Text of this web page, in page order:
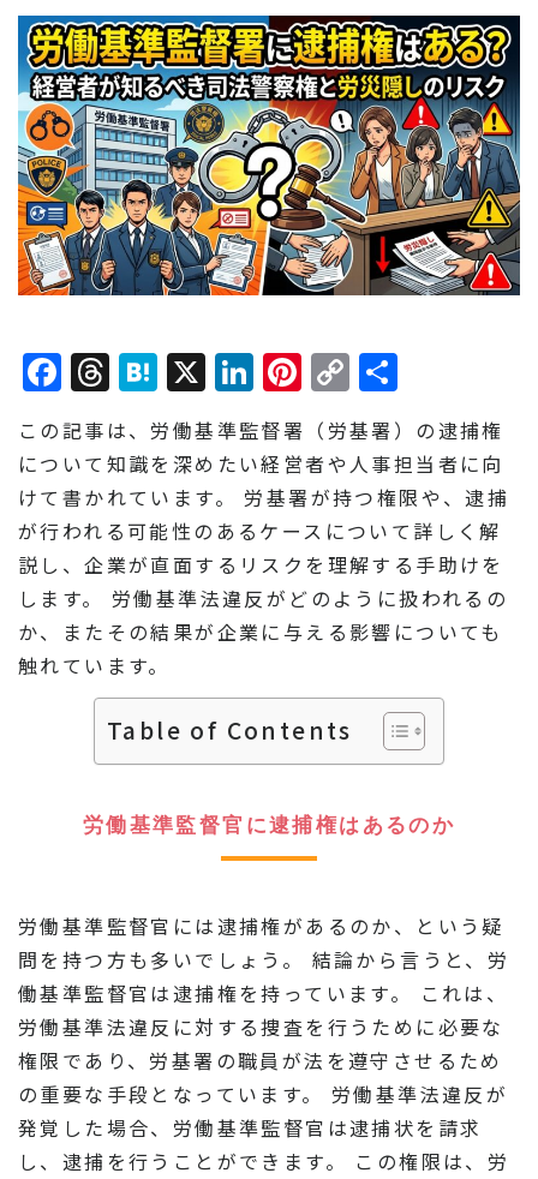
Facebook
Threads
Hatena
X LinkedIn
Pinterest
Copy
Link
有
この記事は、労働基準監督署（労基署）の逮捕権
について知識を深めたい経営者や人事担当者に向
けて書かれています。 労基署が持つ権限や、逮捕
が行われる可能性のあるケースについて詳しく解
説し、企業が直面するリスクを理解する手助けを
します。 労働基準法違反がどのように扱われるの
か、またその結果が企業に与える影響についても
触れています。
Table of Contents
労働基準監督官に逮捕権はあるのか
労働基準監督官には逮捕権があるのか、という疑
問を持つ方も多いでしょう。 結論から言うと、労
働基準監督官は逮捕権を持っています。 これは、
労働基準法違反に対する捜査を行うために必要な
権限であり、労基署の職員が法を遵守させるため
の重要な手段となっています。 労働基準法違反が
発覚した場合、労働基準監督官は逮捕状を請求
し、逮捕を行うことができます。 この権限は、労